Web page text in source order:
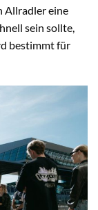
Allradler eine
sein sollte,
bestimmt für